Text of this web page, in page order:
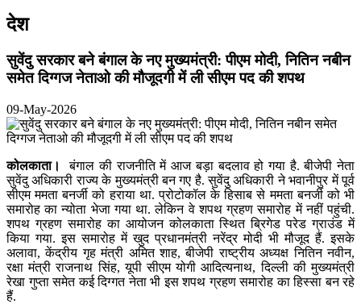
देश
सुवेंदु सरकार बने बंगाल के नए मुख्यमंत्री: पीएम मोदी, नितिन नबीन
समेत दिग्गज नेताओ की मौजूदगी में ली सीएम पद की शपथ
09-May-2026
कोलकाता।बंगाल की राजनीति में आज बड़ा बदलाव हो गया है. बीजेपी नेता
सुवेंदु अधिकारी राज्य के मुख्यमंत्री बन गए है. सुवेंदु अधिकारी ने भवानीपुर में पूर्व
सीएम ममता बनर्जी को हराया था. प्रोटोकॉल के हिसाब से ममता बनर्जी को भी
समारोह का न्योता भेजा गया था. लेकिन वे शपथ ग्रहण समारोह में नहीं पहुंची.
शपथ ग्रहण समारोह का आयोजन कोलकाता स्थित ब्रिगेड परेड ग्राउंड में
किया गया. इस समारोह में खुद प्रधानमंत्री नरेंद्र मोदी भी मौजूद हैं. इसके
अलावा, केंद्रीय गृह मंत्री अमित शाह, बीजेपी राष्ट्रीय अध्यक्ष नितिन नवीन,
रक्षा मंत्री राजनाथ सिंह, यूपी सीएम योगी आदित्यनाथ, दिल्ली की मुख्यमंत्री
रेखा गुप्ता समेत कई दिग्गत नेता भी इस शपथ ग्रहण समारोह का हिस्सा बन रहे
हैं.